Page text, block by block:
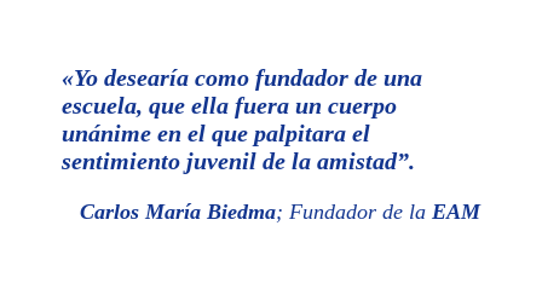
«Yo desearía como fundador de una
escuela, que ella fuera un cuerpo
unánime en el que palpitara el
sentimiento juvenil de la amistad”.
Carlos María Biedma; Fundador de la EAM